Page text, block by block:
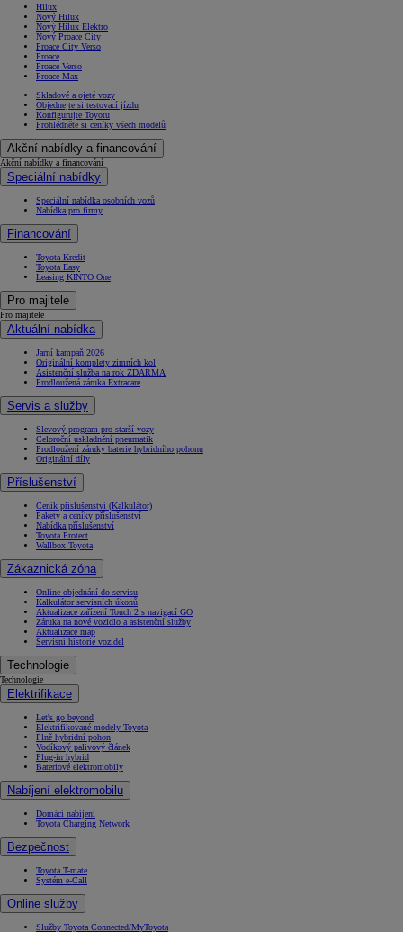
Hilux
Nový Hilux
Nový Hilux Elektro
Nový Proace City
Proace City Verso
Proace
Proace Verso
Proace Max
Skladové a ojeté vozy
Objednejte si testovací jízdu
Konfigurujte Toyotu
Prohlédněte si ceníky všech modelů
Akční nabídky a financování
Akční nabídky a financování
Speciální nabídky
Speciální nabídka osobních vozů
Nabídka pro firmy
Financování
Toyota Kredit
Toyota Easy
Leasing KINTO One
Pro majitele
Pro majitele
Aktuální nabídka
Jarní kampaň 2026
Originální komplety zimních kol
Asistenční služba na rok ZDARMA
Prodloužená záruka Extracare
Servis a služby
Slevový program pro starší vozy
Celoroční uskladnění pneumatik
Prodloužení záruky baterie hybridního pohonu
Originální díly
Příslušenství
Ceník příslušenství (Kalkulátor)
Pakety a ceníky příslušenství
Nabídka příslušenství
Toyota Protect
Wallbox Toyota
Zákaznická zóna
Online objednání do servisu
Kalkulátor servisních úkonů
Aktualizace zařízení Touch 2 s navigací GO
Záruka na nové vozidlo a asistenční služby
Aktualizace map
Servisní historie vozidel
Technologie
Technologie
Elektrifikace
Let's go beyond
Elektrifikované modely Toyota
Plně hybridní pohon
Vodíkový palivový článek
Plug-in hybrid
Bateriové elektromobily
Nabíjení elektromobilu
Domácí nabíjení
Toyota Charging Network
Bezpečnost
Toyota T-mate
Systém e-Call
Online služby
Služby Toyota Connected/MyToyota